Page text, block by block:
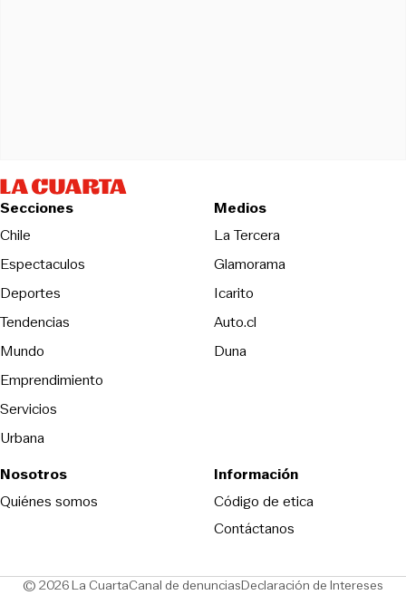
Secciones
Chile
Espectaculos
Deportes
Tendencias
Mundo
Emprendimiento
Servicios
Urbana
Medios
La TerceraOpens in new
Glamorama
Icarito
Auto.cl
DunaOpens in new window
Nosotros
Quiénes somos
Información
Código de eticaOpens in new
Contáctanos
© 2026 La CuartaCanal de denunciasOpens in new window
Declaración de Intereses